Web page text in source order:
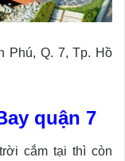
Phú, Q. 7, Tp. Hồ
quận 7
cắm tại thì còn